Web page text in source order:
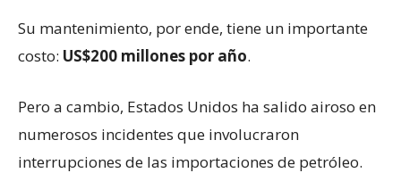
Su mantenimiento, por ende, tiene un importante
costo: US$200 millones por año.
Pero a cambio, Estados Unidos ha salido airoso en
numerosos incidentes que involucraron
interrupciones de las importaciones de petróleo.